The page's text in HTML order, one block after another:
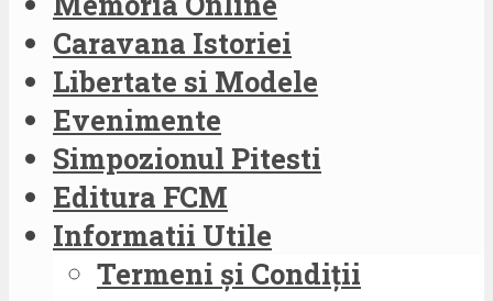
Caravana Istoriei
Libertate si Modele
Evenimente
Simpozionul Pitesti
Editura FCM
Informatii Utile
Termeni și Condiții